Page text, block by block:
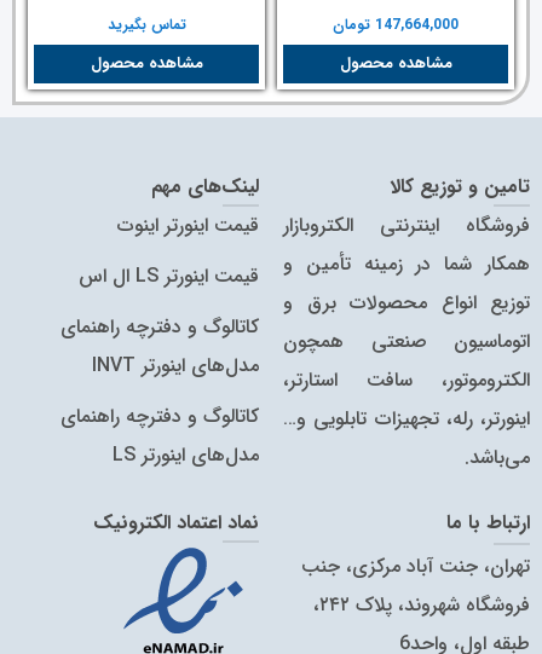
147,664,000 تومان
مشاهده محصول
تماس بگیرید
مشاهده محصول
تامین و توزیع کالا
فروشگاه اینترنتی الکتروبازار
همکار شما در زمینه تأمین و
توزیع انواع محصولات برق و
اتوماسیون صنعتی همچون
الکتروموتور، سافت استارتر،
اینورتر، رله، تجهیزات تابلویی و…
می‌باشد.
لینک‌های مهم
قیمت اینورتر اینوت
قیمت اینورتر LS ال اس
کاتالوگ و دفترچه راهنمای
مدل‌های اینورتر INVT
کاتالوگ‌ و دفترچه راهنمای
مدل‌های اینورتر LS
ارتباط با ما
تهران، جنت آباد مرکزی، جنب
فروشگاه شهروند، پلاک ۲۴۲،
طبقه اول، واحد6
نماد اعتماد الکترونیک